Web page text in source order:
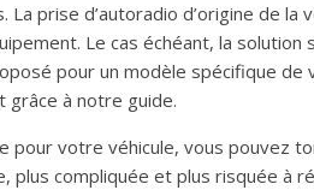
prise d’autoradio d’origine de la
Le cas échéant, la solution
pour un modèle spécifique de
grâce à notre guide.
pour votre véhicule, vous pouvez
plus compliquée et plus risquée à